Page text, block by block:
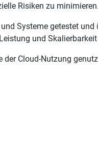
Risiken zu minimieren.
Systeme getestet
und
Cloud-Nutzung